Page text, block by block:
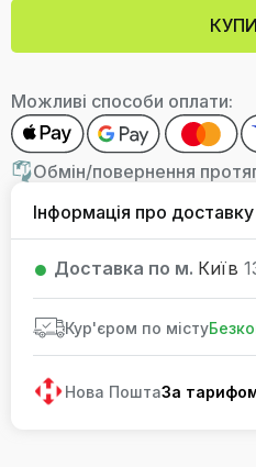
Можливі способи оплати:
Обмін/повернення
Інформація про доставку
Доставка по м. Київ
Кур'єром по місту
Нова ПоштаЗа